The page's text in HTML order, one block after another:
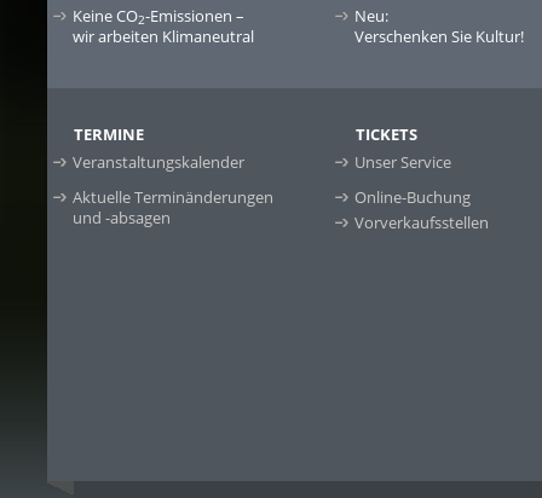
Keine CO2-Emissionen –
wir arbeiten Klimaneutral
Neu:
Verschenken Sie Kultur!
TERMINE
Veranstaltungskalender
Aktuelle Terminänderungen
und -absagen
TICKETS
Unser Service
Online-Buchung
Vorverkaufsstellen